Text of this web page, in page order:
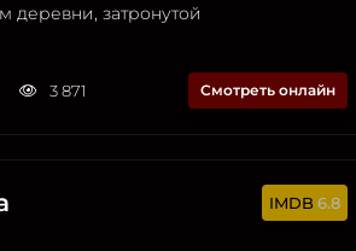
деревни, затронутой
3 871 Смотреть онлайн
6.8